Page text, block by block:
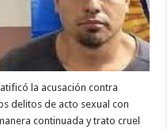
la acusación contra
delitos de acto sexual con
continuada y trato cruel